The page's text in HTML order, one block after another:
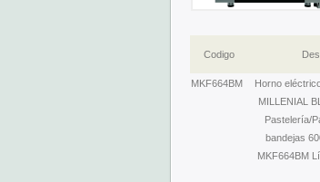
Codigo
MKF664BM
Horno
MILLENIAL
Pastelería/
bandejas
MKF664BM